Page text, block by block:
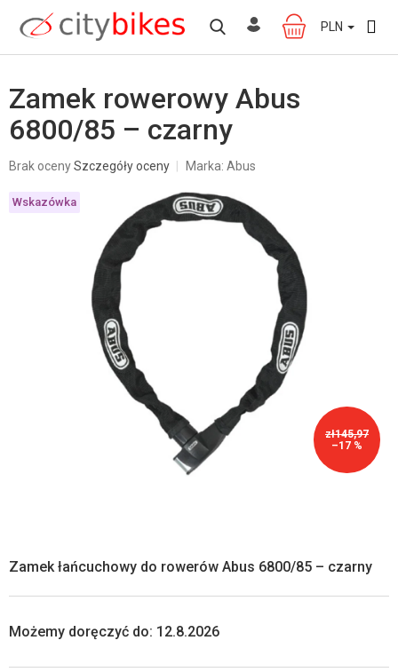
treści
KOSZYK
PLN
Zamek rowerowy Abus
6800/85 – czarny
Średnia
produktu
wynosi
Brak ocenySzczegóły oceny Marka: Abus
zł145,97
–17 %
Wskazówka
Możemy doręczyć do: 12.8.2026
Zamek łańcuchowy do rowerów Abus 6800/85 – czarny